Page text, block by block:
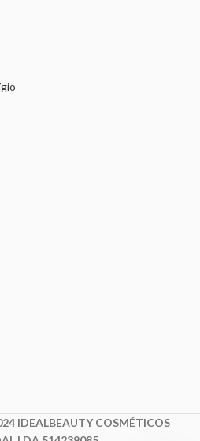
IDEALBEAUTY COSMÉTICOS